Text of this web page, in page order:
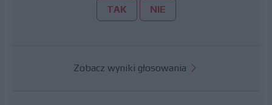
TAK NIE
Zobacz wyniki głosowania